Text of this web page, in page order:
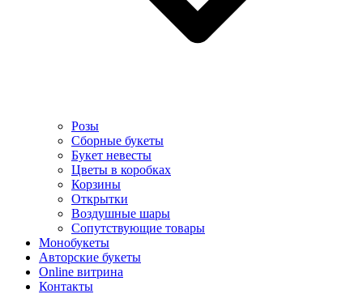
Розы
Сборные букеты
Букет невесты
Цветы в коробках
Корзины
Открытки
Воздушные шары
Сопутствующие товары
Монобукеты
Авторские букеты
Online витрина
Контакты